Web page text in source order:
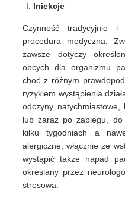
Iniekcje
Czynność tradycyjnie i
procedura medyczna.
zawsze dotyczy
obcych dla organizmu
choć z różnym
ryzykiem wystąpienia
odczyny
lub zaraz po zabiegu,
kilku tygodniach a
alergiczne, włącznie ze
wystąpić także napad
określany przez
stresowa.